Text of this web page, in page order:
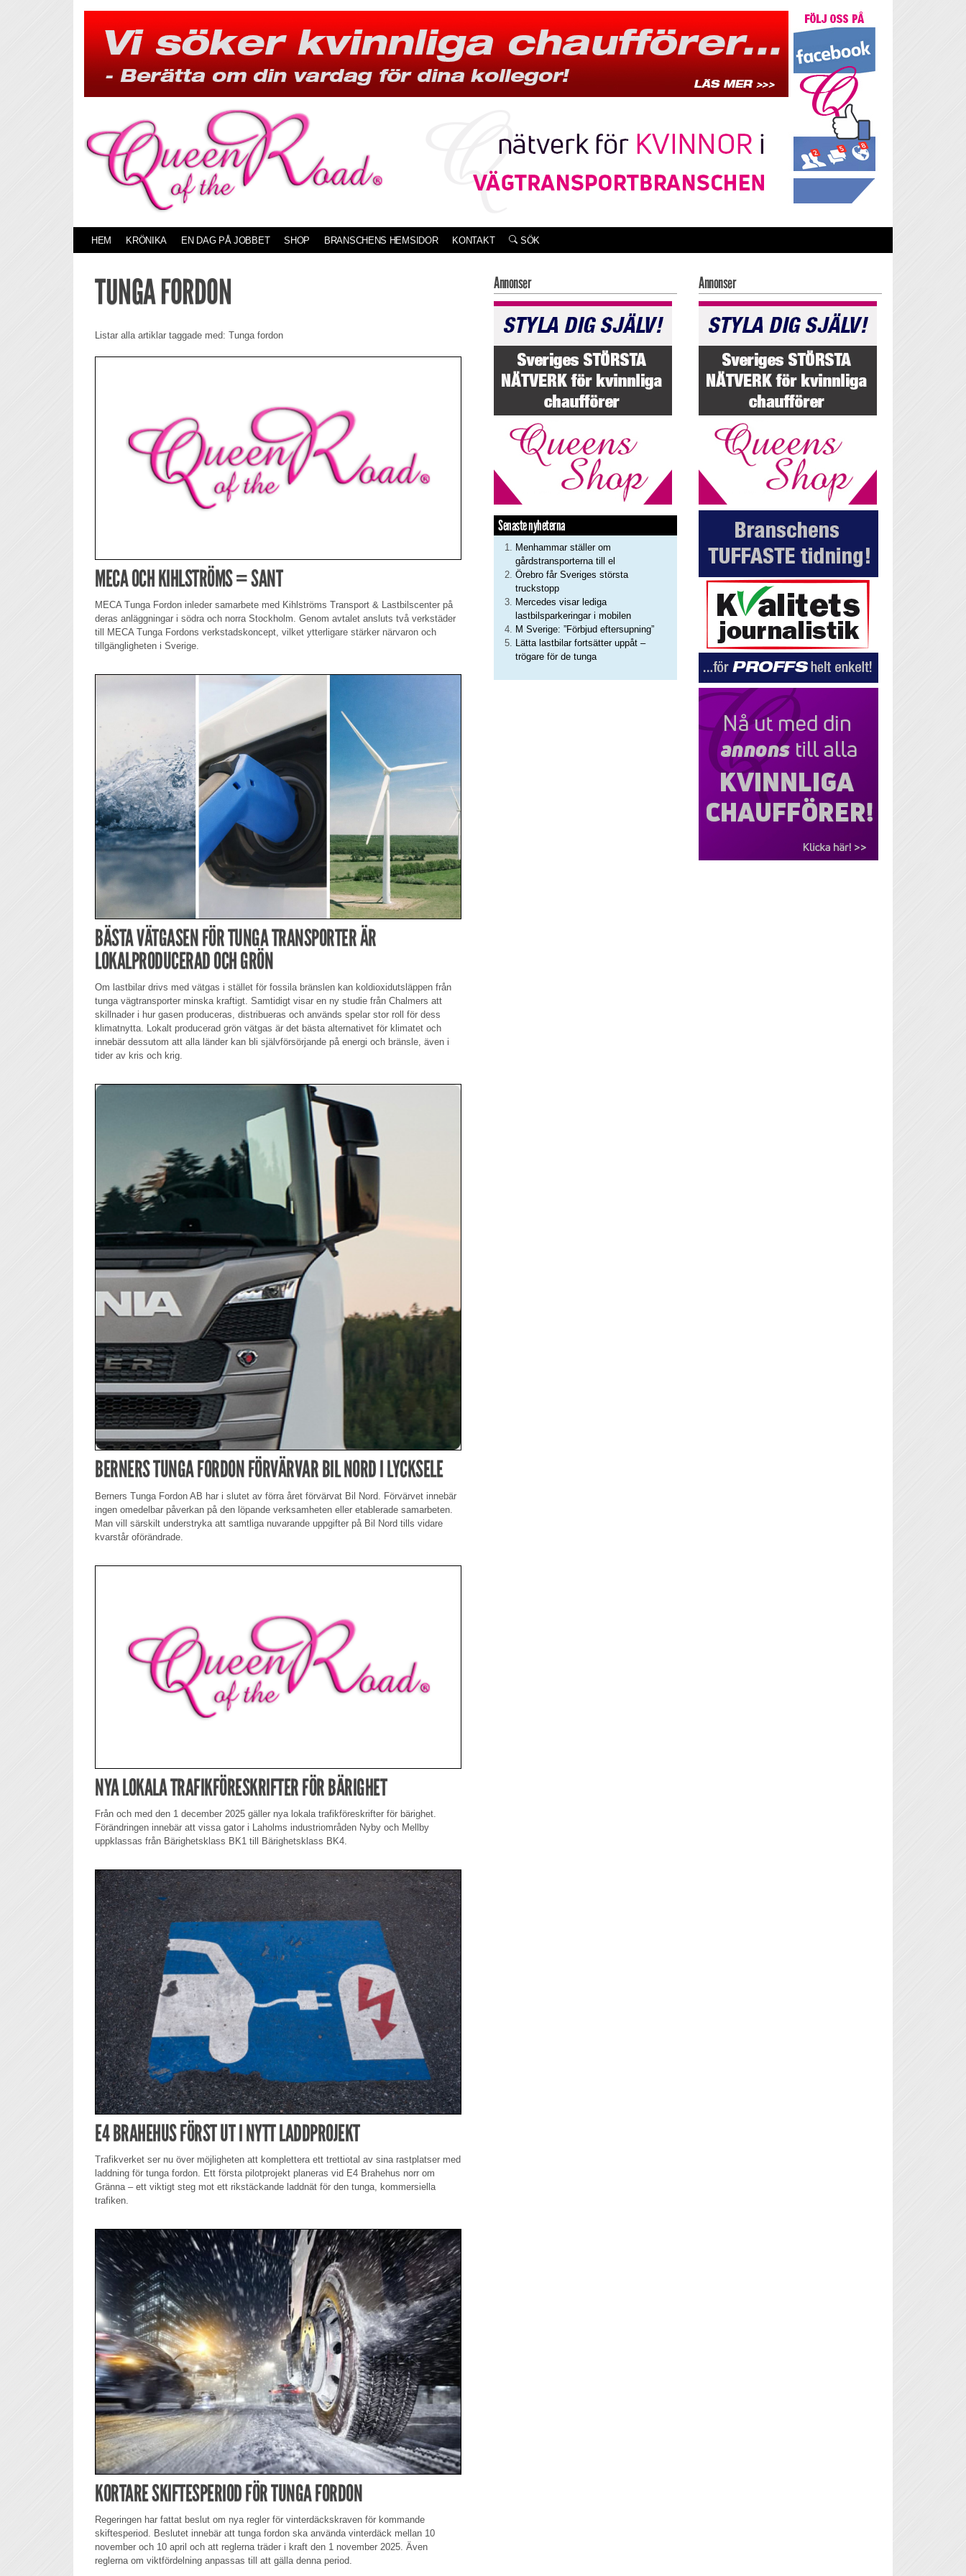
HEM KRÖNIKA EN DAG PÅ JOBBET SHOP BRANSCHENS HEMSIDOR KONTAKT SÖK
TUNGA FORDON
Listar alla artiklar taggade med: Tunga fordon
MECA OCH KIHLSTRÖMS = SANT
MECA Tunga Fordon inleder samarbete med Kihlströms Transport & Lastbilscenter på
deras anläggningar i södra och norra Stockholm. Genom avtalet ansluts två verkstäder
till MECA Tunga Fordons verkstadskoncept, vilket ytterligare stärker närvaron och
tillgängligheten i Sverige.
BÄSTA VÄTGASEN FÖR TUNGA TRANSPORTER ÄR
LOKALPRODUCERAD OCH GRÖN
Om lastbilar drivs med vätgas i stället för fossila bränslen kan koldioxidutsläppen från
tunga vägtransporter minska kraftigt. Samtidigt visar en ny studie från Chalmers att
skillnader i hur gasen produceras, distribueras och används spelar stor roll för dess
klimatnytta. Lokalt producerad grön vätgas är det bästa alternativet för klimatet och
innebär dessutom att alla länder kan bli självförsörjande på energi och bränsle, även i
tider av kris och krig.
BERNERS TUNGA FORDON FÖRVÄRVAR BIL NORD I LYCKSELE
Berners Tunga Fordon AB har i slutet av förra året förvärvat Bil Nord. Förvärvet innebär
ingen omedelbar påverkan på den löpande verksamheten eller etablerade samarbeten.
Man vill särskilt understryka att samtliga nuvarande uppgifter på Bil Nord tills vidare
kvarstår oförändrade.
NYA LOKALA TRAFIKFÖRESKRIFTER FÖR BÄRIGHET
Från och med den 1 december 2025 gäller nya lokala trafikföreskrifter för bärighet.
Förändringen innebär att vissa gator i Laholms industriområden Nyby och Mellby
uppklassas från Bärighetsklass BK1 till Bärighetsklass BK4.
E4 BRAHEHUS FÖRST UT I NYTT LADDPROJEKT
Trafikverket ser nu över möjligheten att komplettera ett trettiotal av sina rastplatser med
laddning för tunga fordon. Ett första pilotprojekt planeras vid E4 Brahehus norr om
Gränna – ett viktigt steg mot ett rikstäckande laddnät för den tunga, kommersiella
trafiken.
KORTARE SKIFTESPERIOD FÖR TUNGA FORDON
Regeringen har fattat beslut om nya regler för vinterdäckskraven för kommande
skiftesperiod. Beslutet innebär att tunga fordon ska använda vinterdäck mellan 10
november och 10 april och att reglerna träder i kraft den 1 november 2025. Även
reglerna om viktfördelning anpassas till att gälla denna period.
Annonser
Senaste nyheterna
Menhammar ställer om
gårdstransporterna till el
Örebro får Sveriges största
truckstopp
Mercedes visar lediga
lastbilsparkeringar i mobilen
M Sverige: ”Förbjud eftersupning”
Lätta lastbilar fortsätter uppåt –
trögare för de tunga
Annonser